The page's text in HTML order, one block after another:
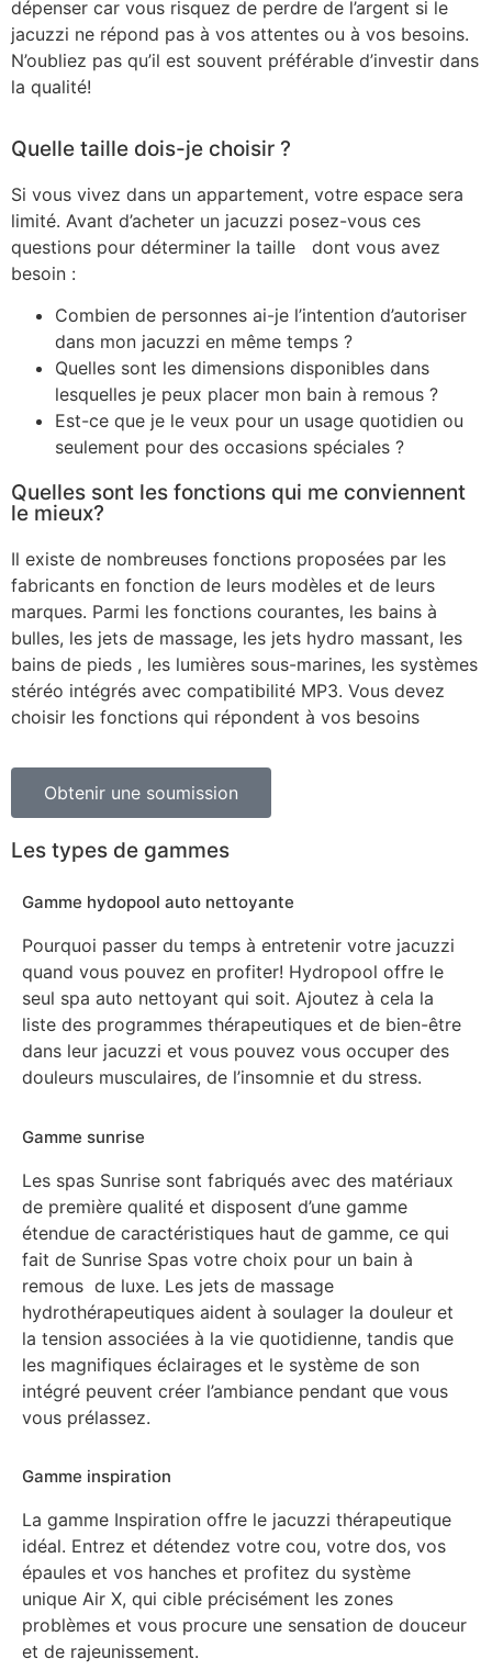
dépenser car vous risquez de perdre de l’argent si le
jacuzzi ne répond pas à vos attentes ou à vos besoins.
N’oubliez pas qu’il est souvent préférable d’investir dans
la qualité!
Quelle taille dois-je choisir ?
Si vous vivez dans un appartement, votre espace sera
limité. Avant d’acheter un jacuzzi posez-vous ces
questions pour déterminer la taille dont vous avez
besoin :
Combien de personnes ai-je l’intention d’autoriser
dans mon jacuzzi en même temps ?
Quelles sont les dimensions disponibles dans
lesquelles je peux placer mon bain à remous ?
Est-ce que je le veux pour un usage quotidien ou
seulement pour des occasions spéciales ?
Quelles sont les fonctions qui me conviennent
le mieux?
Il existe de nombreuses fonctions proposées par les
fabricants en fonction de leurs modèles et de leurs
marques. Parmi les fonctions courantes, les bains à
bulles, les jets de massage, les jets hydro massant, les
bains de pieds , les lumières sous-marines, les systèmes
stéréo intégrés avec compatibilité MP3. Vous devez
choisir les fonctions qui répondent à vos besoins
Obtenir une soumission
Les types de gammes
Gamme hydopool auto nettoyante
Pourquoi passer du temps à entretenir votre jacuzzi
quand vous pouvez en profiter! Hydropool offre le
seul spa auto nettoyant qui soit. Ajoutez à cela la
liste des programmes thérapeutiques et de bien-être
dans leur jacuzzi et vous pouvez vous occuper des
douleurs musculaires, de l’insomnie et du stress.
Gamme sunrise
Les spas Sunrise sont fabriqués avec des matériaux
de première qualité et disposent d’une gamme
étendue de caractéristiques haut de gamme, ce qui
fait de Sunrise Spas votre choix pour un bain à
remous de luxe. Les jets de massage
hydrothérapeutiques aident à soulager la douleur et
la tension associées à la vie quotidienne, tandis que
les magnifiques éclairages et le système de son
intégré peuvent créer l’ambiance pendant que vous
vous prélassez.
Gamme inspiration
La gamme Inspiration offre le jacuzzi thérapeutique
idéal. Entrez et détendez votre cou, votre dos, vos
épaules et vos hanches et profitez du système
unique Air X, qui cible précisément les zones
problèmes et vous procure une sensation de douceur
et de rajeunissement.